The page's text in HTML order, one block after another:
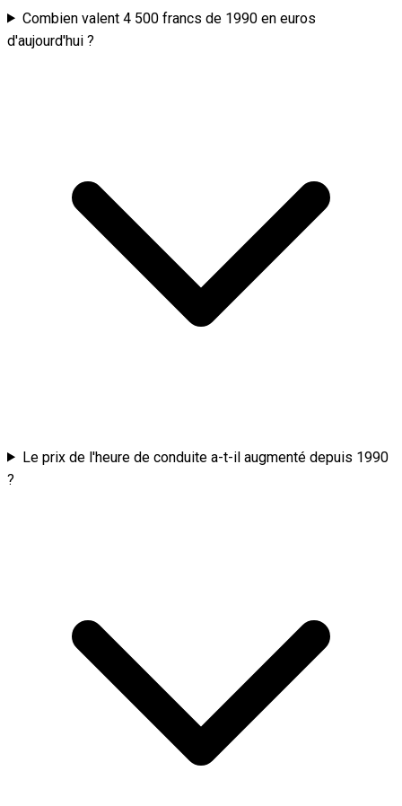
Combien valent 4 500 francs de 1990 en euros
d'aujourd'hui ?
Le prix de l'heure de conduite a-t-il augmenté depuis 1990
?